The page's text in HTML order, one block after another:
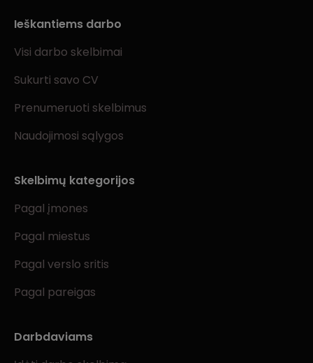
Ieškantiems darbo
Visi darbo skelbimai
Sukurti savo CV
Prenumeruoti skelbimus
Naudojimosi sąlygos
Skelbimų kategorijos
Pagal įmones
Pagal miestus
Pagal verslo sritis
Pagal pareigas
Darbdaviams